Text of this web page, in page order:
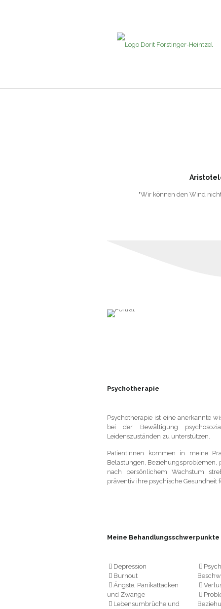
"Wir können den Wind
Psychotherapie
Psychotherapie ist eine anerkannte
bei der Bewältigung
Leidenszuständen zu unterstützen.
PatientInnen kommen in meine
Belastungen,
nach persönlichem Wachstum
präventiv ihre psychische Gesundheit
Meine Behandlungsschwerpunkte
Depression
Burnout
Ängste, Panikattacken
und Zwänge
Lebensumbrüche und